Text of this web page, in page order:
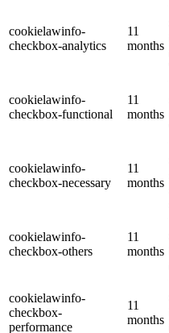
cookielawinfo-
checkbox-analytics
11
months
cookielawinfo-
checkbox-functional
11
months
cookielawinfo-
checkbox-necessary
11
months
cookielawinfo-
checkbox-others
11
months
cookielawinfo-
checkbox-
performance
11
months